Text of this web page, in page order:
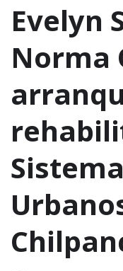
Evelyn
Norma